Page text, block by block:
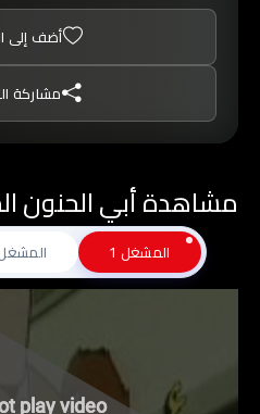
أضف إلى
مشاركة
مشاهدة أبي الحنون
المشغل 1 المشغل
play video.